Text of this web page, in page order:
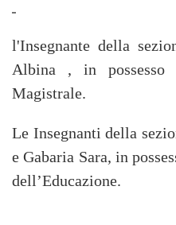
l'Insegnante della
Albina , in
Magistrale.
Le Insegnanti della
e Gabaria Sara, in
dell’Educazione.